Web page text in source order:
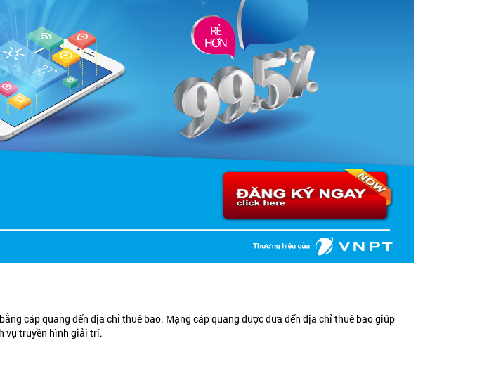
cáp quang đến địa chỉ thuê bao. Mạng cáp quang được đưa đến địa chỉ thuê bao giúp
vụ truyền hình giải trí.